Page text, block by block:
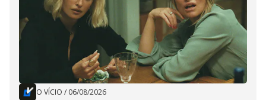
O VÍCIO / 06/08/2026